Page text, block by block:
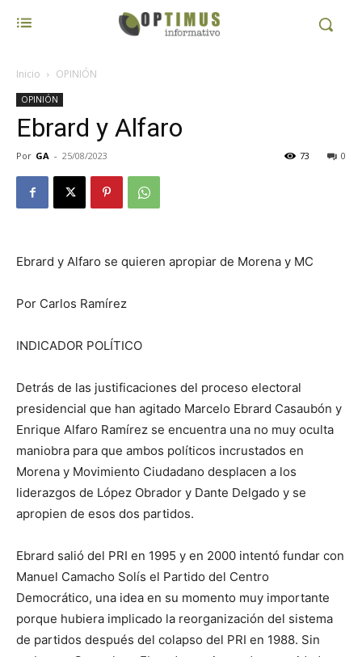
Inicio OPINIÓN
OPINIÓN
Ebrard y Alfaro
Por GA - 25/08/2023 0
73
Ebrard y Alfaro se quieren apropiar de Morena y MC
Por Carlos Ramírez
INDICADOR POLÍTICO
Detrás de las justificaciones del proceso electoral
presidencial que han agitado Marcelo Ebrard Casaubón y
Enrique Alfaro Ramírez se encuentra una no muy oculta
maniobra para que ambos políticos incrustados en
Morena y Movimiento Ciudadano desplacen a los
liderazgos de López Obrador y Dante Delgado y se
apropien de esos dos partidos.
Ebrard salió del PRI en 1995 y en 2000 intentó fundar con
Manuel Camacho Solís el Partido del Centro
Democrático, una idea en su momento muy importante
porque hubiera implicado la reorganización del sistema
de partidos después del colapso del PRI en 1988. Sin